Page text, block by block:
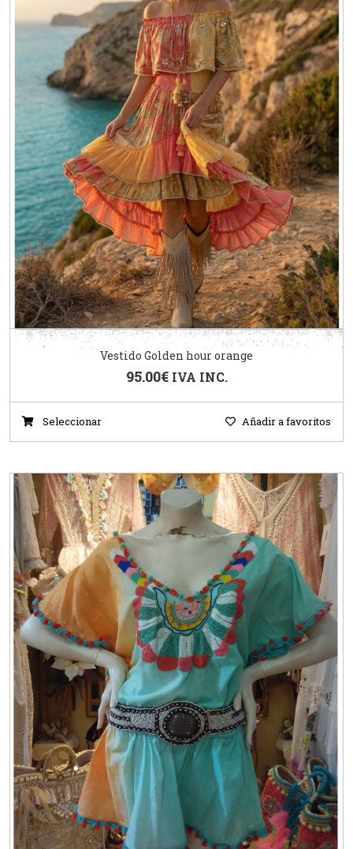
Vestido Golden hour orange
95.00€ IVA INC.
Seleccionar Añadir a favoritos